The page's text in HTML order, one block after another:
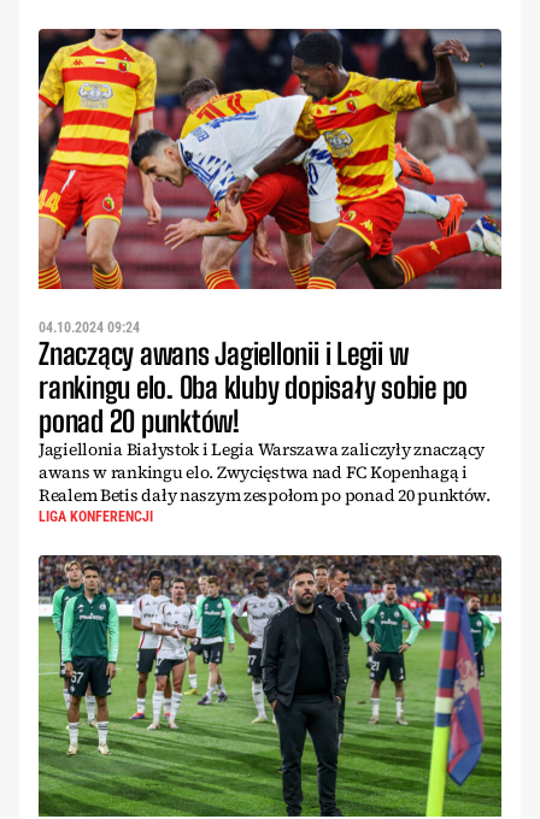
04.10.2024 09:24
Znaczący awans Jagiellonii i Legii w
rankingu elo. Oba kluby dopisały sobie po
ponad 20 punktów!
Jagiellonia Białystok i Legia Warszawa zaliczyły znaczący
awans w rankingu elo. Zwycięstwa nad FC Kopenhagą i
Realem Betis dały naszym zespołom po ponad 20 punktów.
LIGA KONFERENCJI